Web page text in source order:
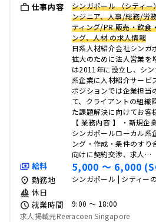
仕事内容
シンガポール （シティ
ンジニア、人事/総務/労
ティング/PR 販売・飲食
ング、人材 の求人情報
日系人材紹介会社シンガ
拡大のために法人営業を
は2011年に設立し、シ
系企業に人材紹介サービ
ポジションでは企業担当
て、クライアントの組織
た課題解決に向けてお客
【 業務内容 】 ・新規企
シンガポールローカル系
ング・作成・条件のすり
向けに契約交渉、求人…
給料 5,000 〜 6,000
勤務地 シンガポール | シティーの
休日
就業時間
9:00 〜 18:00
求人掲載元Reeracoen Singapore